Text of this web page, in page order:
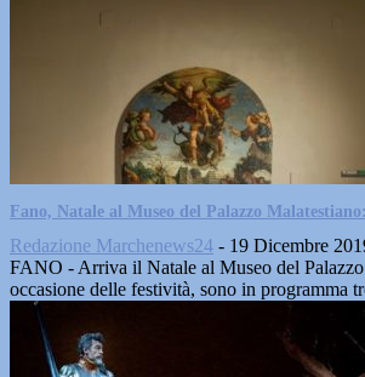
Fano, Natale al Museo del Palazzo
Redazione Marchenews24 - 19 Dicembre
FANO - Arriva il Natale al Museo del
occasione delle festività, sono in programma